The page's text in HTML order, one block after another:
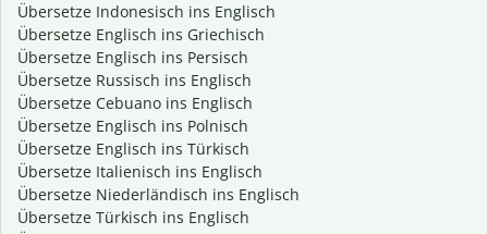
Übersetze Indonesisch ins Englisch
Übersetze Englisch ins Griechisch
Übersetze Englisch ins Persisch
Übersetze Russisch ins Englisch
Übersetze Cebuano ins Englisch
Übersetze Englisch ins Polnisch
Übersetze Englisch ins Türkisch
Übersetze Italienisch ins Englisch
Übersetze Niederländisch ins Englisch
Übersetze Türkisch ins Englisch